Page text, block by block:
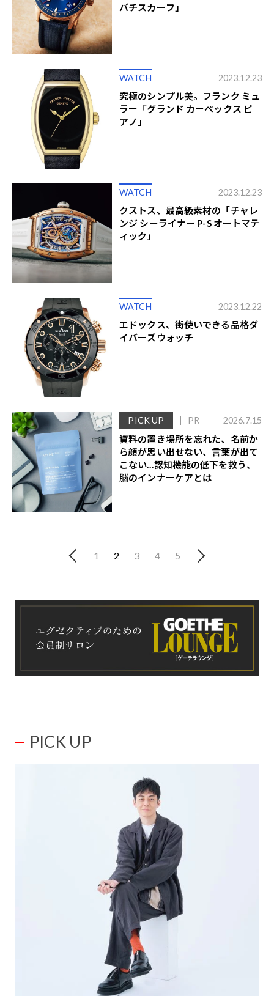
バチスカーフ」
WATCH 2023.12.23
究極のシンプル美。フランク ミュ
ラー「グランド カーベックス ピ
アノ」
WATCH 2023.12.23
クストス、最高級素材の「チャレ
ンジ シーライナー P-S オートマテ
ィック」
WATCH 2023.12.22
エドックス、街使いできる品格ダ
イバーズウォッチ
PICK UP PR 2026.7.15
資料の置き場所を忘れた、名前か
ら顔が思い出せない、言葉が出て
こない…認知機能の低下を救う、
脳のインナーケアとは
1 2 3 4 5
PICK UP